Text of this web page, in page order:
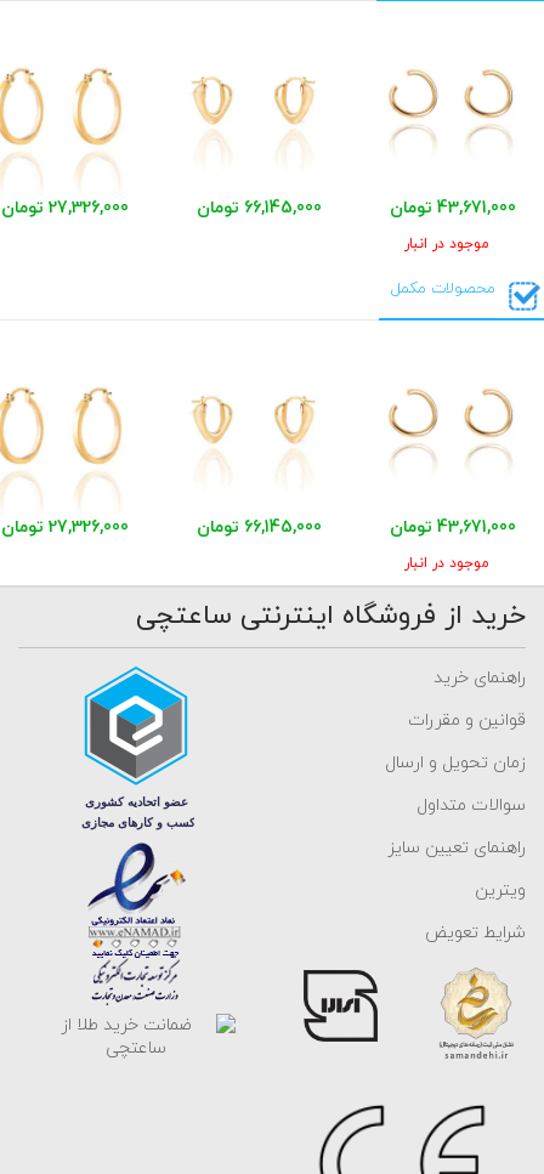
43,671,000 تومان
موجود در انبار
66,145,000 تومان 27,326,000 تومان
محصولات مکمل
43,671,000 تومان
موجود در انبار
66,145,000 تومان 27,326,000 تومان
خرید از فروشگاه اینترنتی ساعتچی
راهنمای خرید
قوانین و مقررات
زمان تحویل و ارسال
سوالات متداول
راهنمای تعیین سایز
ویترین
شرایط تعویض